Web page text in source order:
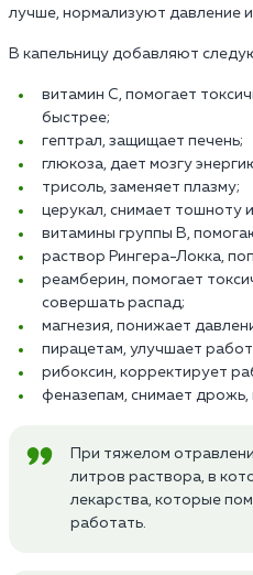
лучше, нормализуют давление и
В капельницу добавляют
витамин С, помогает
быстрее;
гептрал, защищает печень;
глюкоза, дает мозгу
трисоль, заменяет плазму;
церукал, снимает тошноту
витамины группы В,
раствор Рингера-Локка,
реамберин, помогает
совершать распад;
магнезия, понижает
пирацетам, улучшает
рибоксин, корректирует
феназепам, снимает дрожь,
При тяжелом
литров раствора, в
лекарства, которые
работать.